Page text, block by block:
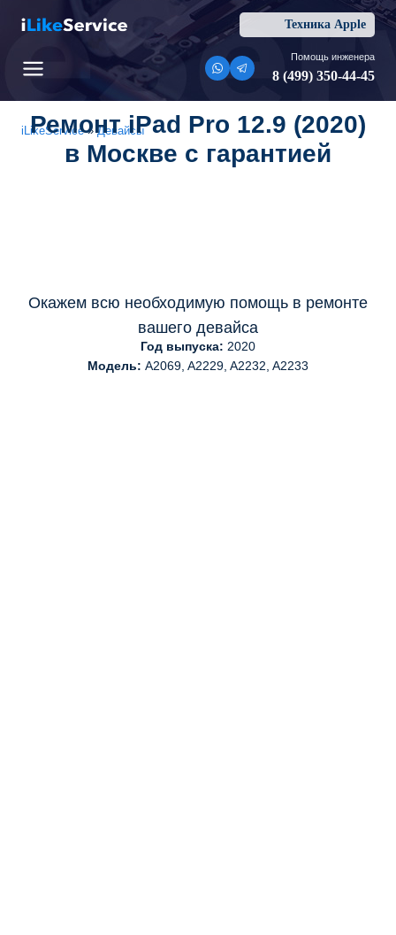
Техника Apple
Помощь инженера
8 (499) 350-44-45
iLikeService»Девайсы
Ремонт iPad Pro 12.9 (2020)
в Москве с гарантией
Окажем всю необходимую помощь в ремонте
вашего девайса
Год выпуска: 2020
Модель: A2069, A2229, A2232, A2233